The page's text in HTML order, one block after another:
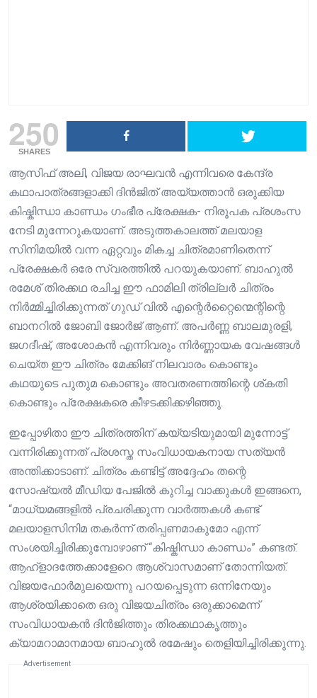
250
SHARES
ആസിഫ് അലി, വിജയ രാഘവൻ എന്നിവരെ കേന്ദ്ര
കഥാപാത്രങ്ങളാക്കി ദിൻജിത് അയ്യത്താൻ ഒരുക്കിയ
കിഷ്കിന്ധാ കാണ്ഡം ഗംഭീര പ്രേക്ഷക- നിരൂപക പ്രശംസ
നേടി മുന്നേറുകയാണ്. അടുത്തകാലത്ത് മലയാള
സിനിമയിൽ വന്ന ഏറ്റവും മികച്ച ചിത്രമാണിതെന്ന്
പ്രേക്ഷകർ ഒരേ സ്വരത്തിൽ പറയുകയാണ്. ബാഹുൽ
രമേശ് തിരക്കഥ രചിച്ച ഈ ഫാമിലി ത്രില്ലർ ചിത്രം
നിർമ്മിച്ചിരിക്കുന്നത് ഗുഡ് വിൽ എന്റെർറ്റൈന്മെന്റിന്റെ
ബാനറിൽ ജോബി ജോർജ് ആണ്. അപർണ്ണ ബാലമുരളി,
ജഗദീഷ്, അശോകൻ എന്നിവരും നിർണ്ണായക വേഷങ്ങൾ
ചെയ്ത ഈ ചിത്രം മേക്കിങ് നിലവാരം കൊണ്ടും
കഥയുടെ പുതുമ കൊണ്ടും അവതരണത്തിന്റെ ശ്കതി
കൊണ്ടും പ്രേക്ഷകരെ കീഴടക്കിക്കഴിഞ്ഞു.
ഇപ്പോഴിതാ ഈ ചിത്രത്തിന് കയ്യടിയുമായി മുന്നോട്ട്
വന്നിരിക്കുന്നത് പ്രശസ്ത സംവിധായകനായ സത്യൻ
അന്തിക്കാടാണ്. ചിത്രം കണ്ടിട്ട് അദ്ദേഹം തന്റെ
സോഷ്യൽ മീഡിയ പേജിൽ കുറിച്ച വാക്കുകൾ ഇങ്ങനെ,
“മാധ്യമങ്ങളിൽ പ്രചരിക്കുന്ന വാർത്തകൾ കണ്ട്
മലയാളസിനിമ തകർന്ന് തരിപ്പണമാകുമോ എന്ന്
സംശയിച്ചിരിക്കുമ്പോഴാണ് “കിഷ്കിന്ധാ കാണ്ഡം” കണ്ടത്.
ആഹ്ളാദത്തേക്കാളേറെ ആശ്വാസമാണ് തോന്നിയത്.
വിജയഫോർമുലയെന്നു പറയപ്പെടുന്ന ഒന്നിനേയും
ആശ്രയിക്കാതെ ഒരു വിജയചിത്രം ഒരുക്കാമെന്ന്
സംവിധായകൻ ദിൻജിത്തും തിരക്കഥാകൃത്തും
ക്യാമറാമാനമായ ബാഹുൽ രമേഷും തെളിയിച്ചിരിക്കുന്നു.
Advertisement